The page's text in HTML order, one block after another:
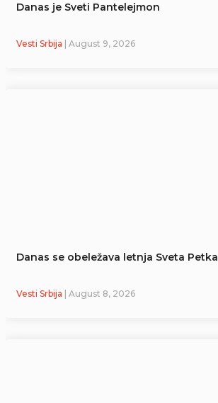
Danas je Sveti Pantelejmon
Vesti Srbija | August 9, 2026
Danas se obeležava letnja Sveta Petka
Vesti Srbija | August 8, 2026